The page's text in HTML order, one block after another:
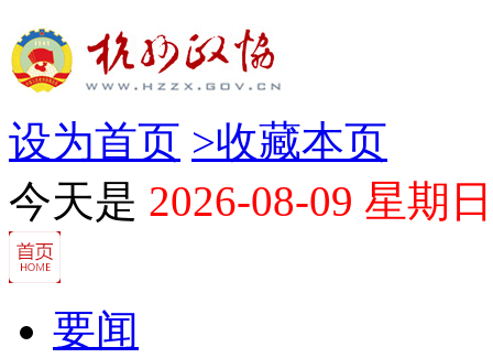
设为首页 >收藏本页
今天是 2026-08-09 星期日
要闻